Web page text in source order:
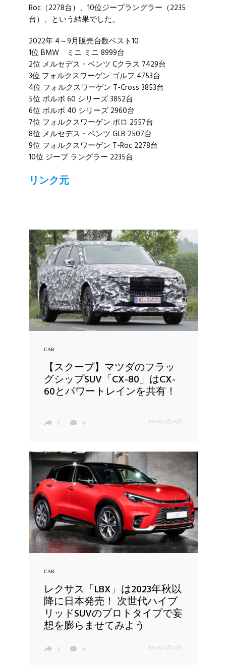
Roc（2278台）、10位ジープラングラー（2235
台）、という結果でした。
2022年 4～9月販売台数ベスト10
1位 BMW ミニ ミニ 8999台
2位 メルセデス・ベンツ Cクラス 7429台
3位 フォルクスワーゲン ゴルフ 4753台
4位 フォルクスワーゲン T-Cross 3853台
5位 ボルボ 60 シリーズ 3852台
6位 ボルボ 40 シリーズ 2960台
7位 フォルクスワーゲン ポロ 2557台
8位 メルセデス・ベンツ GLB 2507台
9位 フォルクスワーゲン T-Roc 2278台
10位 ジープ ラングラー 2235台
リンク元
CAR
【スクープ】マツダのフラッ
グシップSUV「CX-80」はCX-
60とパワートレインを共有！
0 0 2023年7月26日
CAR
レクサス「LBX」は2023年秋以
降に日本発売！ 次世代ハイブ
リッドSUVのプロトタイプで妄
想を膨らませてみよう
0 0 2023年7月20日